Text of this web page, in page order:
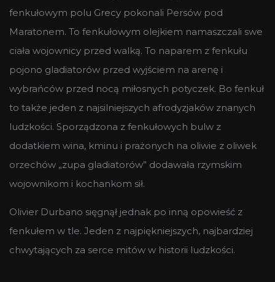
fenkułowym polu Grecy pokonali Persów pod
Maratonem. To fenkułowym olejkiem namaszczali swe
ciała wojownicy przed walką. To naparem z fenkułu
pojono gladiatorów przed wyjściem na arenę i
wybrańców przed nocą miłosnych potyczek. Bo fenkuł
to także jeden z najsilniejszych afrodyzjaków znanych
ludzkości. Sporządzona z fenkułowych bulw z
dodatkiem wina, kminu i prażonych na oliwie z oliwek
orzechów „zupa gladiatorów” dodawała rzymskim
wojownikom i kochankom sił.
Olivier Durbano sięgnął jednak po inną opowieść z
fenkułem w tle. Jeden z najpiękniejszych, najbardziej
chwytających za serce mitów w historii ludzkości.